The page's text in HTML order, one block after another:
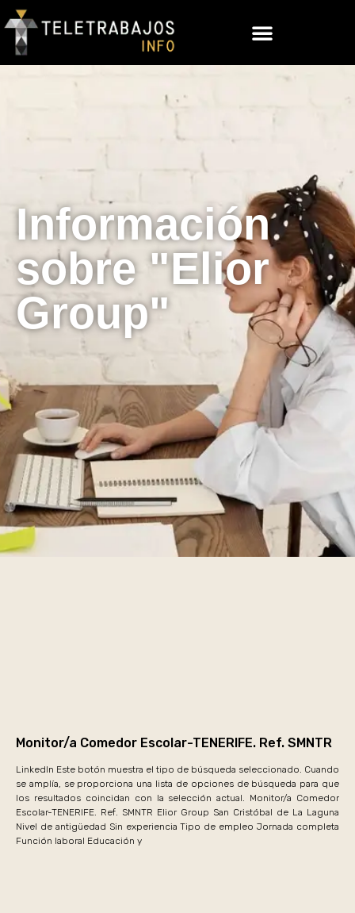
Información
sobre "Elior
Group"
Monitor/a Comedor Escolar-TENERIFE. Ref. SMNTR
LinkedIn Este botón muestra el tipo de búsqueda seleccionado. Cuando
se amplía, se proporciona una lista de opciones de búsqueda para que
los resultados coincidan con la selección actual. Monitor/a Comedor
Escolar-TENERIFE. Ref. SMNTR Elior Group San Cristóbal de La Laguna
Nivel de antigüedad Sin experiencia Tipo de empleo Jornada completa
Función laboral Educación y